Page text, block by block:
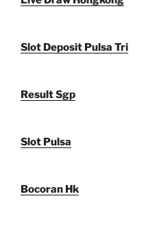
Slot Deposit Pulsa Tri
Result Sgp
Slot Pulsa
Bocoran Hk